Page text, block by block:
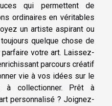
qui permettent de
ordinaires en véritables
un artiste aspirant ou
quelque chose de
parfaire votre art. Laissez-
parcours créatif
vie à vos idées sur le
à collectionner. Prêt à
personnalisé ? Joignez-